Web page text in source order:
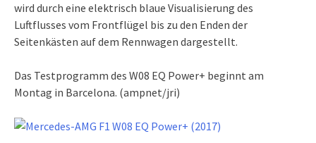
wird durch eine elektrisch blaue Visualisierung des
Luftflusses vom Frontflügel bis zu den Enden der
Seitenkästen auf dem Rennwagen dargestellt.
Das Testprogramm des W08 EQ Power+ beginnt am
Montag in Barcelona. (ampnet/jri)